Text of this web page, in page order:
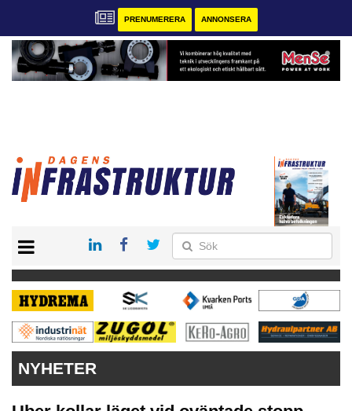
PRENUMERERA ANNONSERA
KONTAKT
VÅRA ANDRA MAGASIN
PRENUMERERA
ANNONSERA
NYHETER